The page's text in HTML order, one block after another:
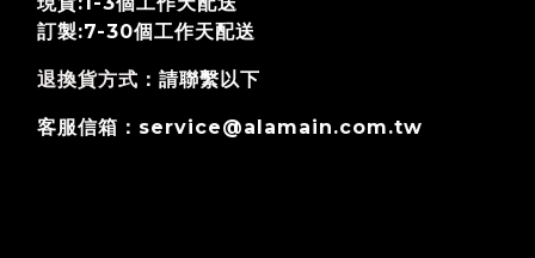
訂製:7-30個工作天配送
退換貨方式 ：請聯繫以下
客服信箱：service@alamain.com.tw